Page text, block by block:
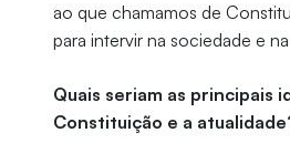
ao que chamamos de
para intervir na sociedade e
Quais seriam as principais
Constituição e a